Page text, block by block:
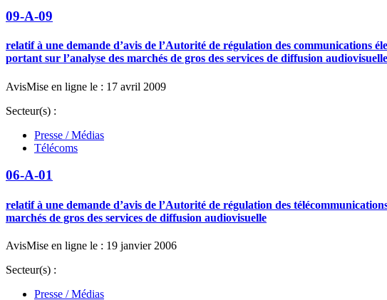
09-A-09
relatif à une demande d’avis de l’Autorité de régulation des communications
portant sur l’analyse des marchés de gros des services de diffusion audiovisuelle
AvisMise en ligne le : 17 avril 2009
Secteur(s) :
Presse / Médias
Télécoms
06-A-01
relatif à une demande d’avis de l’Autorité de régulation des
marchés de gros des services de diffusion audiovisuelle
AvisMise en ligne le : 19 janvier 2006
Secteur(s) :
Presse / Médias